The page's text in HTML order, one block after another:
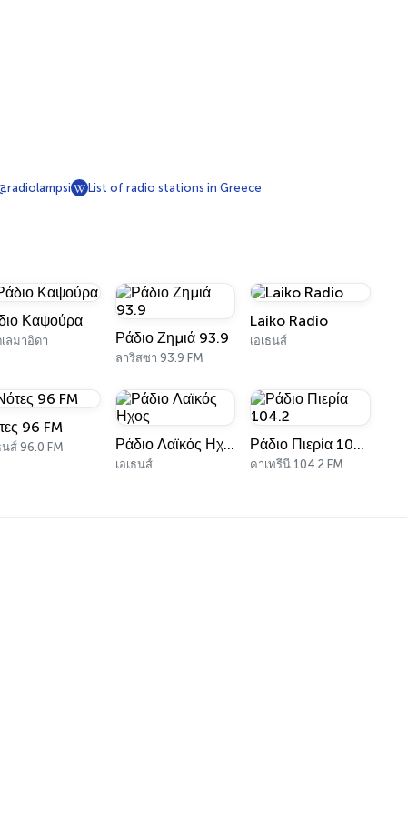
List of radio stations in Greece
Καψούρα
ลมาอิดา Ράδιο Ζημιά 93.9
ลาริสซา 93.9 FM
Laiko Radio
เอเธนส์
96 FM
นส์ 96.0 FM Ράδιο Λαϊκός Ηχος
เอเธนส์
Ράδιο Πιερία 104.2
คาเทรีนี 104.2 FM